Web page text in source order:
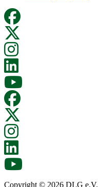
Copyright © 2026 DLG e.V.